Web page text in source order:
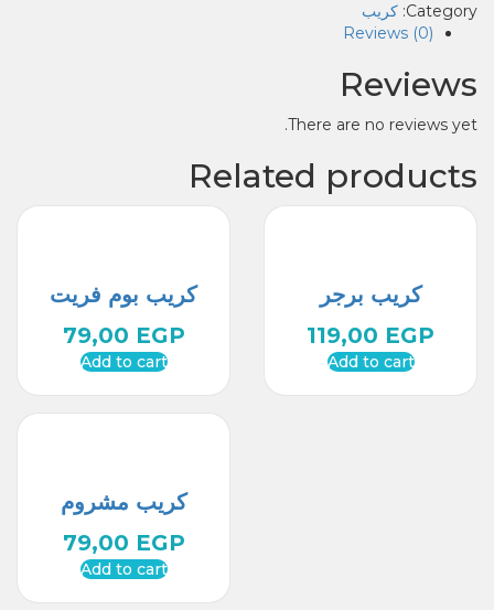
Category: كريب
Reviews (0)
Reviews
There are no reviews yet.
Related products
كريب بوم فريت
79,00 EGP
Add to cart
كريب برجر
119,00 EGP
Add to cart
كريب مشروم
79,00 EGP
Add to cart